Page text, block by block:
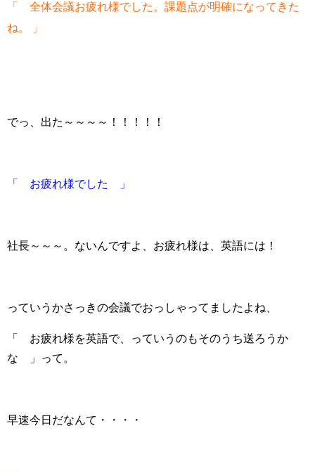
「 全体会議お疲れ様でした。課題点が明確になってきた
ね。
」
でっ、出た～～～～！！！！！
「 お疲れ様でした 」
社長～～～。ないんですよ、お疲れ様は、英語には！
っていうかさっきの会議でおっしゃってましたよね、
「 お疲れ様を英語で、っていうのもそのうち送ろうか
な 」って。
早速今日だなんて・・・・